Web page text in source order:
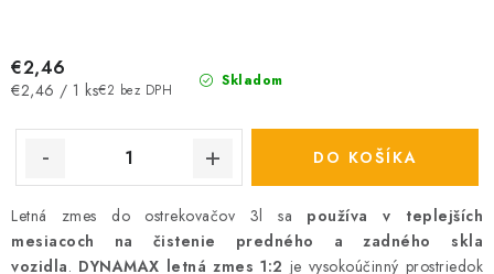
Skladom
€2 bez DPH
€2,46
Jednotková
€2,46 / 1 ks
DO KOŠÍKA
Letná zmes do ostrekovačov 3l sa používa v teplejších
mesiacoch na čistenie predného a zadného skla
vozidla. DYNAMAX letná zmes 1:2 je vysokoúčinný prostriedok